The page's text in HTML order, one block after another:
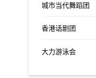
城市当代舞蹈团
香港话剧团
大力游泳会